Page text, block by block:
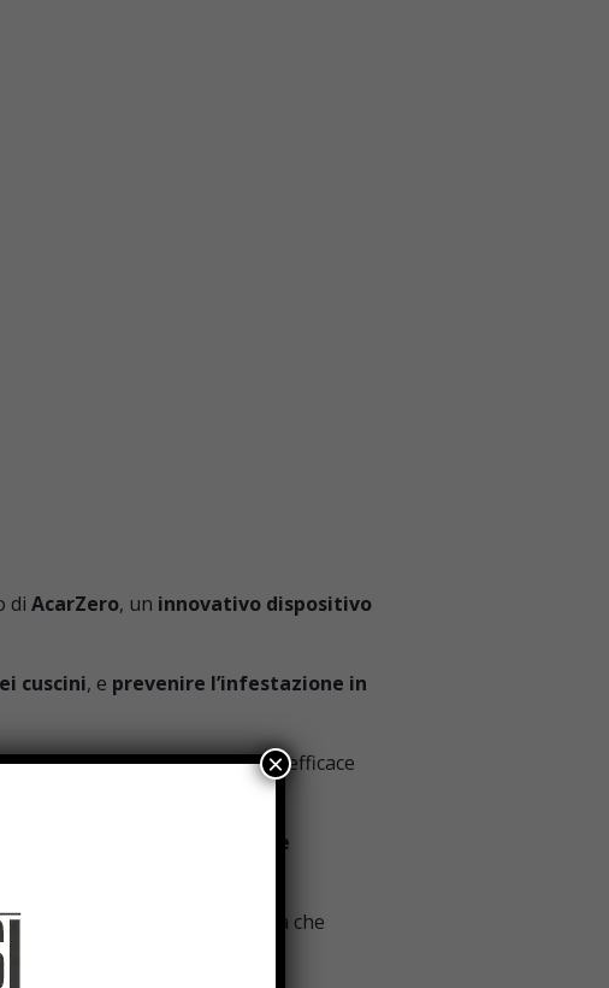
di AcarZero, un innovativo dispositivo
cuscini, e prevenire l’infestazione in
, garantendo sin da subito un’efficace
non fa uso di sostanze
dall’orecchio umano, ma che
×